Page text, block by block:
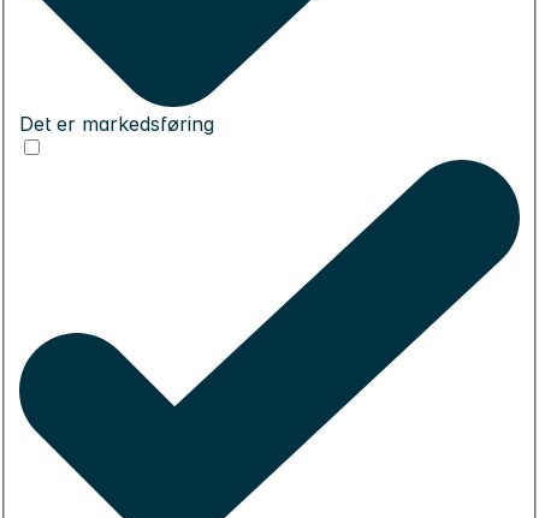
Det er markedsføring